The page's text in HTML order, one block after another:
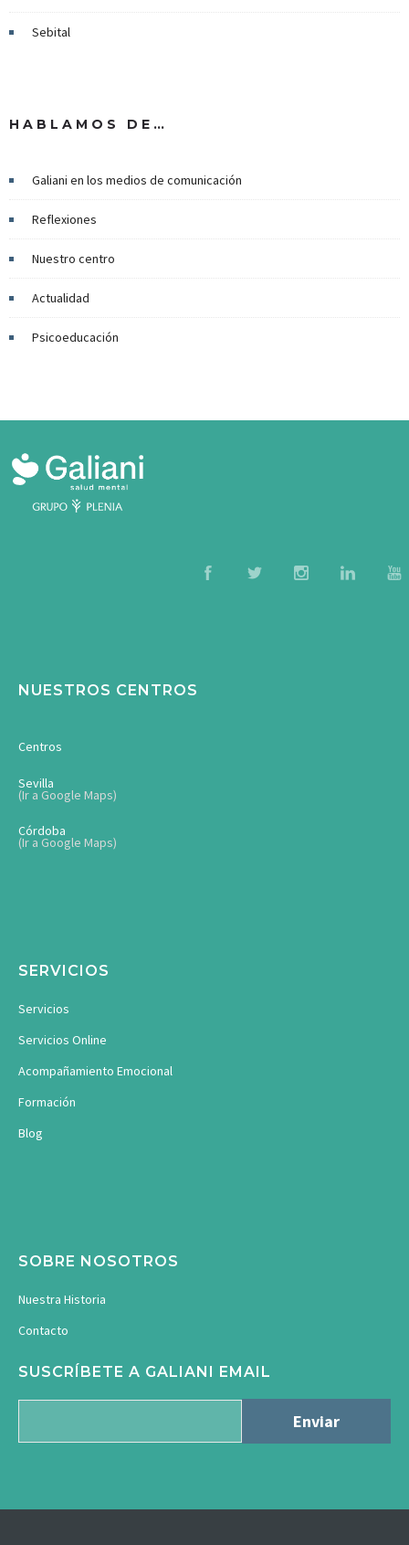
Sebital
HABLAMOS DE…
Galiani en los medios de comunicación
Reflexiones
Nuestro centro
Actualidad
Psicoeducación
NUESTROS CENTROS
Centros
Sevilla
(Ir a Google Maps)
Córdoba
(Ir a Google Maps)
SERVICIOS
Servicios
Servicios Online
Acompañamiento Emocional
Formación
Blog
SOBRE NOSOTROS
Nuestra Historia
Contacto
SUSCRÍBETE A GALIANI EMAIL